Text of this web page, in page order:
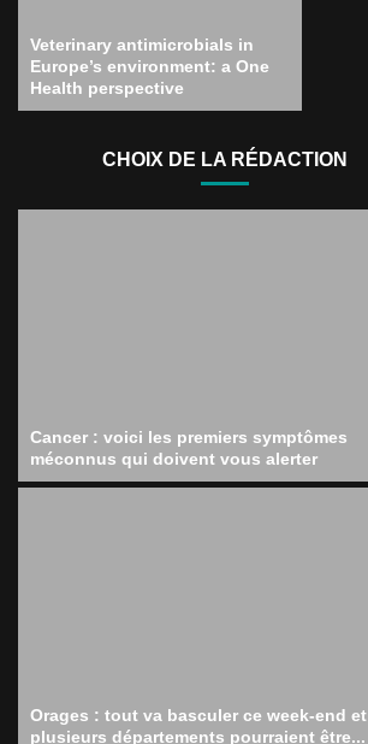
Veterinary antimicrobials in
Europe’s environment: a One
Health perspective
CHOIX DE LA RÉDACTION
Cancer : voici les premiers symptômes
méconnus qui doivent vous alerter
Orages : tout va basculer ce week-end et
plusieurs départements pourraient être...